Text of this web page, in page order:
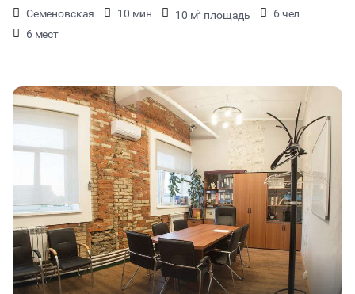
Семеновская 10 мин 10 м2 площадь
6 чел
6 мест